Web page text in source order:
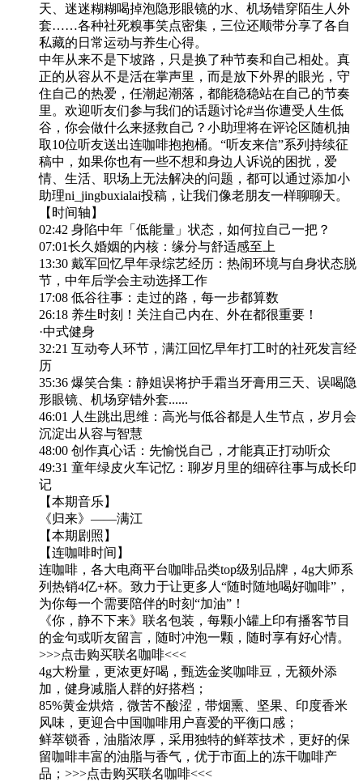
天、迷迷糊糊喝掉泡隐形眼镜的水、机场错穿陌生人外
套……各种社死糗事笑点密集，三位还顺带分享了各自
私藏的日常运动与养生心得。
中年从来不是下坡路，只是换了种节奏和自己相处。真
正的从容从不是活在掌声里，而是放下外界的眼光，守
住自己的热爱，任潮起潮落，都能稳稳站在自己的节奏
里。欢迎听友们参与我们的话题讨论#当你遭受人生低
谷，你会做什么来拯救自己？小助理将在评论区随机抽
取10位听友送出连咖啡抱抱桶。“听友来信”系列持续征
稿中，如果你也有一些不想和身边人诉说的困扰，爱
情、生活、职场上无法解决的问题，都可以通过添加小
助理ni_jingbuxialai投稿，让我们像老朋友一样聊聊天。
【时间轴】
02:42 身陷中年「低能量」状态，如何拉自己一把？
07:01长久婚姻的内核：缘分与舒适感至上
13:30 戴军回忆早年录综艺经历：热闹环境与自身状态脱
节，中年后学会主动选择工作
17:08 低谷往事：走过的路，每一步都算数
26:18 养生时刻！关注自己内在、外在都很重要！
·中式健身
32:21 互动夸人环节，满江回忆早年打工时的社死发言经
历
35:36 爆笑合集：静姐误将护手霜当牙膏用三天、误喝隐
形眼镜、机场穿错外套......
46:01 人生跳出思维：高光与低谷都是人生节点，岁月会
沉淀出从容与智慧
48:00 创作真心话：先愉悦自己，才能真正打动听众
49:31 童年绿皮火车记忆：聊岁月里的细碎往事与成长印
记
【本期音乐】
《归来》——满江
【本期剧照】
【连咖啡时间】
连咖啡，各大电商平台咖啡品类top级别品牌，4g大师系
列热销4亿+杯。致力于让更多人“随时随地喝好咖啡”，
为你每一个需要陪伴的时刻“加油”！
《你，静不下来》联名包装，每颗小罐上印有播客节目
的金句或听友留言，随时冲泡一颗，随时享有好心情。
>>>点击购买联名咖啡<<<
4g大粉量，更浓更好喝，甄选金奖咖啡豆，无额外添
加，健身减脂人群的好搭档；
85%黄金烘焙，微苦不酸涩，带烟熏、坚果、印度香米
风味，更迎合中国咖啡用户喜爱的平衡口感；
鲜萃锁香，油脂浓厚，采用独特的鲜萃技术，更好的保
留咖啡丰富的油脂与香气，优于市面上的冻干咖啡产
品；>>>点击购买联名咖啡<<<